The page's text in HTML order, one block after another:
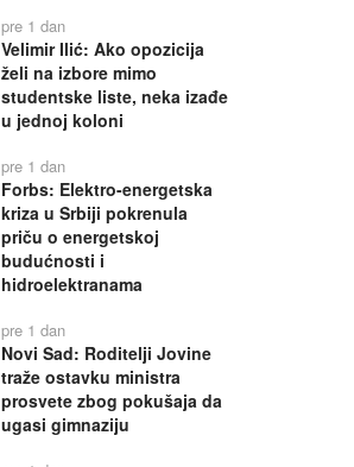
pre 1 dan
Velimir Ilić: Ako opozicija
želi na izbore mimo
studentske liste, neka izađe
u jednoj koloni
pre 1 dan
Forbs: Elektro-energetska
kriza u Srbiji pokrenula
priču o energetskoj
budućnosti i
hidroelektranama
pre 1 dan
Novi Sad: Roditelji Jovine
traže ostavku ministra
prosvete zbog pokušaja da
ugasi gimnaziju